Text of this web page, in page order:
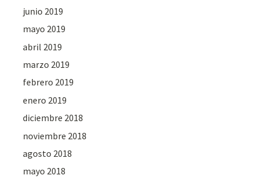
junio 2019
mayo 2019
abril 2019
marzo 2019
febrero 2019
enero 2019
diciembre 2018
noviembre 2018
agosto 2018
mayo 2018